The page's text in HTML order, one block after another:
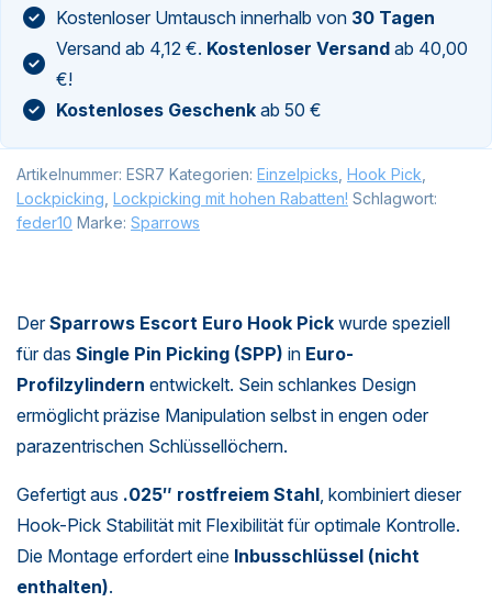
Kostenloser Umtausch innerhalb von 30 Tagen
Versand ab 4,12 €. Kostenloser Versand ab 40,00
€!
Kostenloses Geschenk ab 50 €
Artikelnummer: ESR7 Kategorien: Einzelpicks Hook Pick
Lockpicking Lockpicking mit hohen Rabatten! Schlagwort:
feder10 Marke: Sparrows
DerSparrows Escort Euro Hook Pick wurde speziell
für das Single Pin Picking (SPP) in Euro-
Profilzylindern entwickelt. Sein schlankes Design
ermöglicht präzise Manipulation selbst in engen oder
parazentrischen Schlüssellöchern.
Gefertigt aus .025″ rostfreiem Stahl , kombiniert dieser
Hook-Pick Stabilität mit Flexibilität für optimale Kontrolle.
Die Montage erfordert eine Inbusschlüssel (nicht
enthalten).